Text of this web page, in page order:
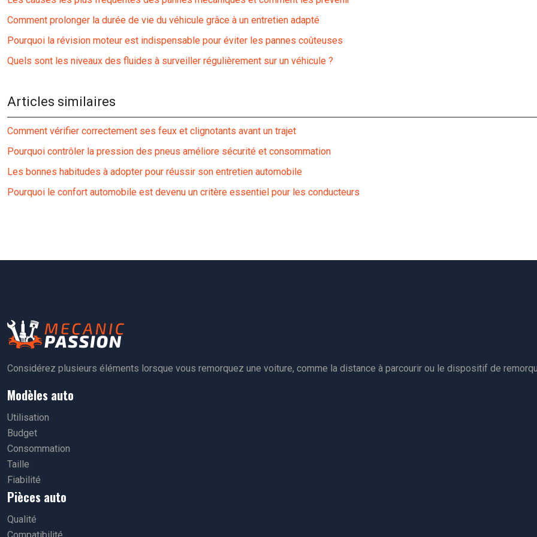
Comment prolonger la durée de vie du véhicule grâce à un entretien adapté
Pourquoi la révision moteur est indispensable pour éviter les pannes coûteuses
Quels sont les niveaux des fluides à surveiller régulièrement sur un véhicule ?
Articles similaires
Comment vérifier correctement ses feux et clignotants avant un trajet
Pourquoi contrôler la pression des pneus améliore sécurité et consommation
Les bonnes habitudes à adopter pour réussir son entretien automobile
Pourquoi le confort automobile est devenu un critère essentiel pour les conducteurs
Considérez plusieurs éléments lorsque vous remorquez une voiture, comme la distance à parcourir ou le dispositif de
Modèles auto
Utilisation
Budget
Consommation
Taille
Fiabilité
Pièces auto
Qualité